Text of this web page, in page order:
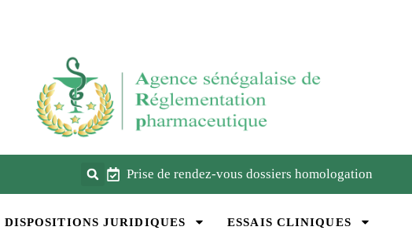
Prise de rendez-vous dossiers homologation
DISPOSITIONS JURIDIQUES ESSAIS CLINIQUES